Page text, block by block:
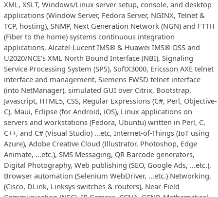
XML, XSLT, Windows/Linux server setup, console, and desktop
applications (Window Server, Fedora Server, NGINX, Telnet &
TCP, hosting), SNMP, Next Generation Network (NGN) and FTTH
(Fiber to the home) systems continuous integration
applications, Alcatel-Lucent IMS® & Huawei IMS® OSS and
U2020/NCE's XML North Bound Interface (NBI), Signaling
Service Processing System (SPS), SoftX3000, Ericsson AXE telnet
interface and management, Siemens EWSD telnet interface
(into NetManager), simulated GUI over Citrix, Bootstrap,
Javascript, HTML5, CSS, Regular Expressions (C#, Perl, Objective-
C), Maui, Eclipse (for Android, iOS), Linux applications on
servers and workstations (Fedora, Ubuntu) written in Perl, C,
C++, and C# (Visual Studio) ...etc, Internet-of-Things (IoT using
Azure), Adobe Creative Cloud (Illustrator, Photoshop, Edge
Animate, ...etc.), SMS Messaging, QR Barcode generators,
Digital Photography, Web publishing (SEO, Google Ads, ...etc.),
Browser automation (Selenium WebDriver, ...etc.) Networking,
(Cisco, DLink, Linksys switches & routers), Near-Field